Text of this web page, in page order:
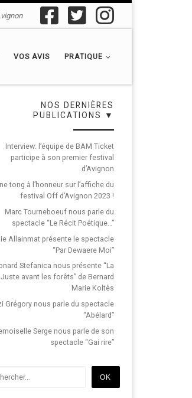
VOS AVIS PRATIQUE
NOS DERNIÈRES
PUBLICATIONS ▼
Interview: l’équipe de BAM Ticket
participe à son premier festival
d’Avignon
tong à l’honneur sur l’affiche du
festival Off d’Avignon 2023 !
Marc Tourneboeuf nous parle du
spectacle “Le Récit Poétique…”
Allainmat présente le spectacle
“Par Dewaere Moi”
Stefanica nous présente “La
avant les forêts” de Bernard
Marie Koltès
Grégory nous parle du spectacle
“Abélard”
Serge nous parle de son
spectacle “Gai rire”
OK